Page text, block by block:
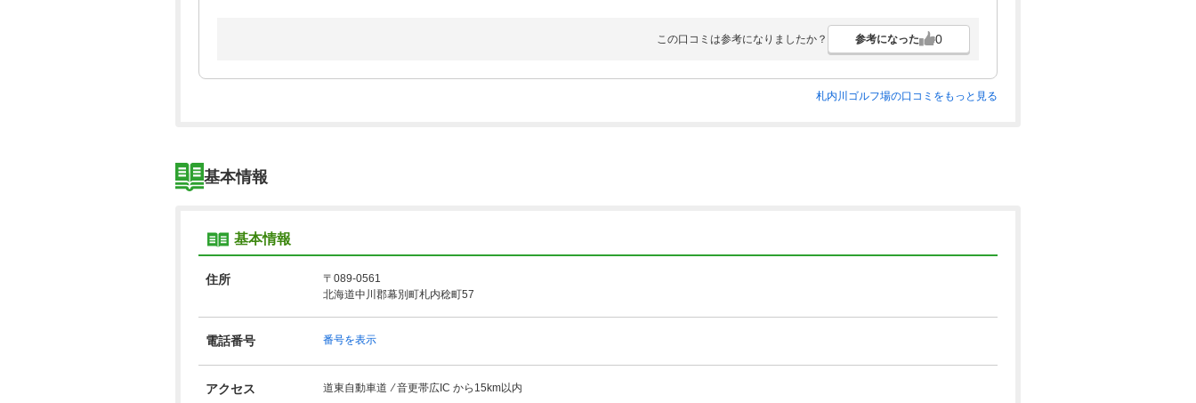
この口コミは参考になりましたか？ 参考になった 0
札内川ゴルフ場の口コミをもっと見る
基本情報
基本情報
住所
〒089-0561
北海道中川郡幕別町札内稔町57
電話番号 番号を表示
アクセス 道東自動車道 ⁄ 音更帯広IC から15km以内